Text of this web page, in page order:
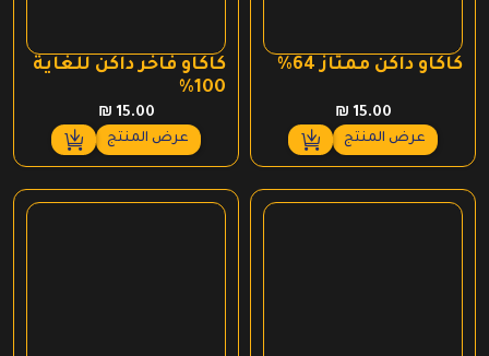
كاكاو داكن ممتاز 64%
₪ 15.00
عرض المنتج
كاكاو فاخر داكن للغاية
100%
₪ 15.00
عرض المنتج